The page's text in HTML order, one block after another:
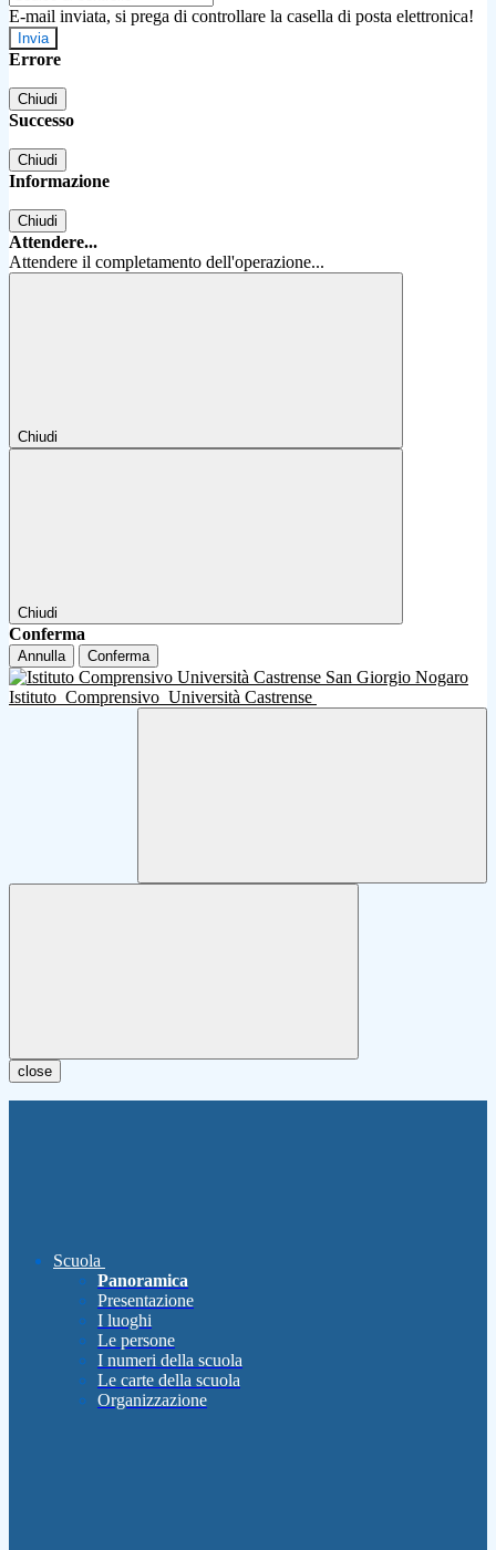
E-mail inviata, si prega di controllare la casella di posta elettronica!
Errore
Chiudi
Successo
Chiudi
Informazione
Chiudi
Attendere...
Attendere il completamento dell'operazione...
Chiudi
Chiudi
Conferma
Annulla Conferma
Istituto Comprensivo Università Castrense
close
Scuola
Panoramica
Presentazione
I luoghi
Le persone
I numeri della scuola
Le carte della scuola
Organizzazione